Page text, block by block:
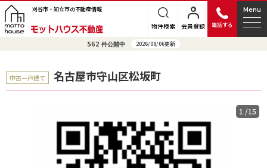
刈谷市・知立市の不動産情報
物件検索 会員登録 電話する
Menu
562 件公開中 2026/08/06更新
中古一戸建て 名古屋市守山区松坂町
1 /15